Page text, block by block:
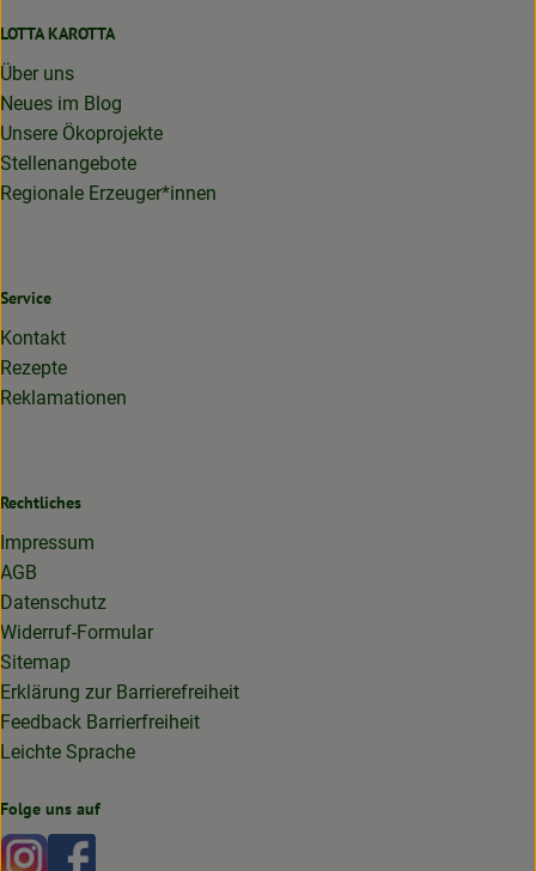
LOTTA KAROTTA
Über uns
Neues im Blog
Unsere Ökoprojekte
Stellenangebote
Regionale Erzeuger*innen
Service
Kontakt
Rezepte
Reklamationen
Rechtliches
Impressum
AGB
Datenschutz
Widerruf-Formular
Sitemap
Erklärung zur Barrierefreiheit
Feedback Barrierfreiheit
Leichte Sprache
Folge uns auf
Externer Link zu https://www.instagram.com/